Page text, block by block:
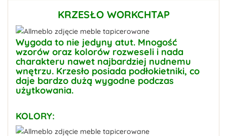
KRZESŁO WORKCHTAP
Wygoda to nie jedyny atut. Mnogość
wzorów oraz kolorów rozweseli i nada
charakteru nawet najbardziej nudnemu
wnętrzu. Krzesło posiada podłokietniki, co
daje bardzo dużą wygodne podczas
użytkowania.
KOLORY: